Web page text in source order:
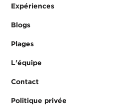
Expériences
Blogs
Plages
L'équipe
Contact
Politique privée